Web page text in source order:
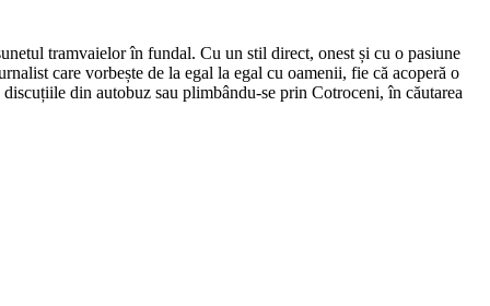
tramvaielor în fundal. Cu un stil direct, onest și cu o pasiune
care vorbește de la egal la egal cu oamenii, fie că acoperă o
din autobuz sau plimbându-se prin Cotroceni, în căutarea